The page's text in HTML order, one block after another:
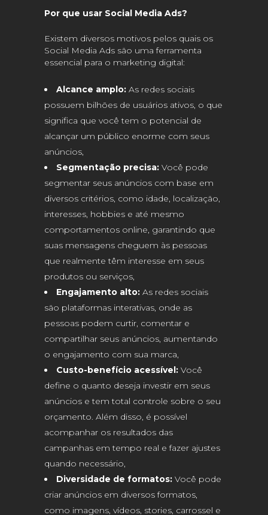
Por que usar Social Media Ads?
Existem diversos motivos pelos quais os
Social Media Ads são uma ferramenta
essencial para o marketing digital:
Alcance amplo: As redes sociais
possuem bilhões de usuários ativos, o que
significa que você tem o potencial de
alcançar um público enorme com seus
anúncios,
Segmentação precisa: Você pode
segmentar seus anúncios com base em
diversos critérios, como idade, localização,
interesses, hobbies e até mesmo
comportamentos online, garantindo que
suas mensagens cheguem às pessoas
que realmente têm interesse em seus
produtos ou serviços,
Engajamento alto: As redes sociais
são plataformas interativas, onde as
pessoas podem curtir, comentar e
compartilhar seus anúncios, aumentando
o engajamento com sua marca,
Custo-benefício acessível: Você
define o quanto deseja investir em seus
anúncios e tem total controle sobre o seu
orçamento. Além disso, é possível
acompanhar os resultados das
campanhas em tempo real e fazer ajustes
quando necessário,
Diversidade de formatos: Você pode
criar anúncios em diversos formatos,
como imagens, vídeos, stories, carrossel e